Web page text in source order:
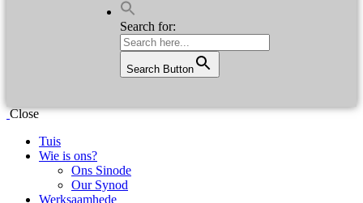
Search for:
Search Button
Close
Tuis
Wie is ons?
Ons Sinode
Our Synod
Werksaamhede